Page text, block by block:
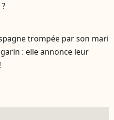
trompée par son mari
: elle annonce leur